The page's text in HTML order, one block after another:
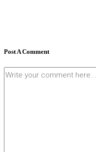
Post A Comment